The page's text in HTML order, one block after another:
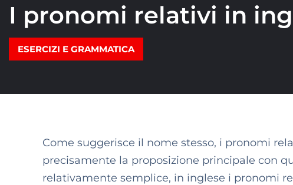
I pronomi relativi in
ESERCIZI E GRAMMATICA
Come suggerisce il nome stesso, i pronomi
precisamente la proposizione principale con
relativamente semplice, in inglese i pronomi